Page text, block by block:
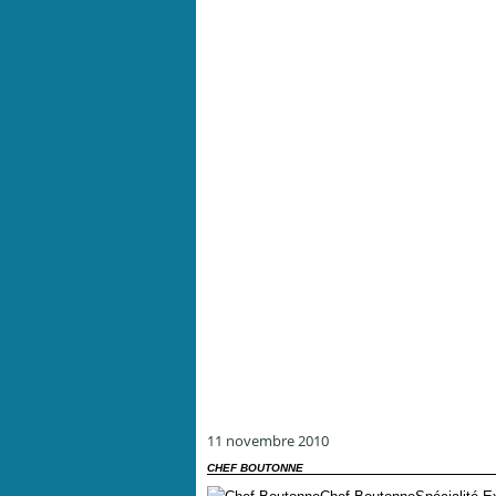
11 novembre 2010
CHEF BOUTONNE